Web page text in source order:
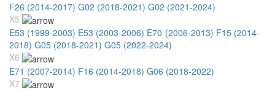
F26 (2014-2017) G02 (2018-2021) G02 (2021-2024)
X5
E53 (1999-2003) E53 (2003-2006) E70-(2006-2013) F15 (2014-
2018) G05 (2018-2021) G05 (2022-2024)
X6
E71 (2007-2014) F16 (2014-2018) G06 (2018-2022)
X7